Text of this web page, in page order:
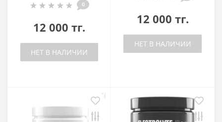
0
12 000 тг.
НЕТ В НАЛИЧИИ
12 000 тг.
НЕТ В НАЛИЧИИ